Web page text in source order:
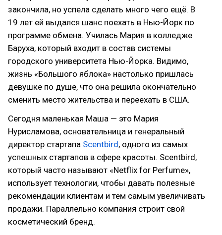
закончила, но успела сделать много чего ещё. В
19 лет ей выдался шанс поехать в Нью-Йорк по
программе обмена. Училась Мария в колледже
Баруха, который входит в состав системы
городского университета Нью-Йорка. Видимо,
жизнь «Большого яблока» настолько пришлась
девушке по душе, что она решила окончательно
сменить место жительства и переехать в США.
Сегодня маленькая Маша — это Мария
Нурисламова, основательница и генеральный
директор стартапа Scentbird, одного из самых
успешных стартапов в сфере красоты. Scentbird,
который часто называют «Netflix for Perfume»,
использует технологии, чтобы давать полезные
рекомендации клиентам и тем самым увеличивать
продажи. Параллельно компания строит свой
косметический бренд.